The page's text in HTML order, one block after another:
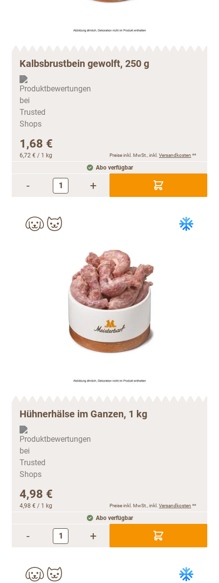
Kalbsbrustbein gewolft, 250 g
1,68 €
6,72 € / 1 kg Preise inkl. MwSt., inkl. Versandkosten **
Abo verfügbar
- +
Hühnerhälse im Ganzen, 1 kg
4,98 €
4,98 € / 1 kg Preise inkl. MwSt., inkl. Versandkosten **
Abo verfügbar
- +